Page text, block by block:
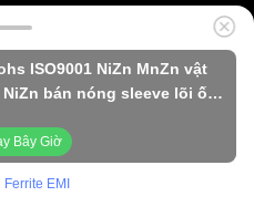
ISO9001 NiZn MnZn vật
bán nóng sleeve lõi ống
Bây Giờ
Ferrite EMI